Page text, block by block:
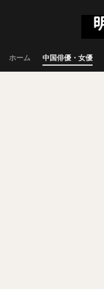
ホーム 中国俳優・女優